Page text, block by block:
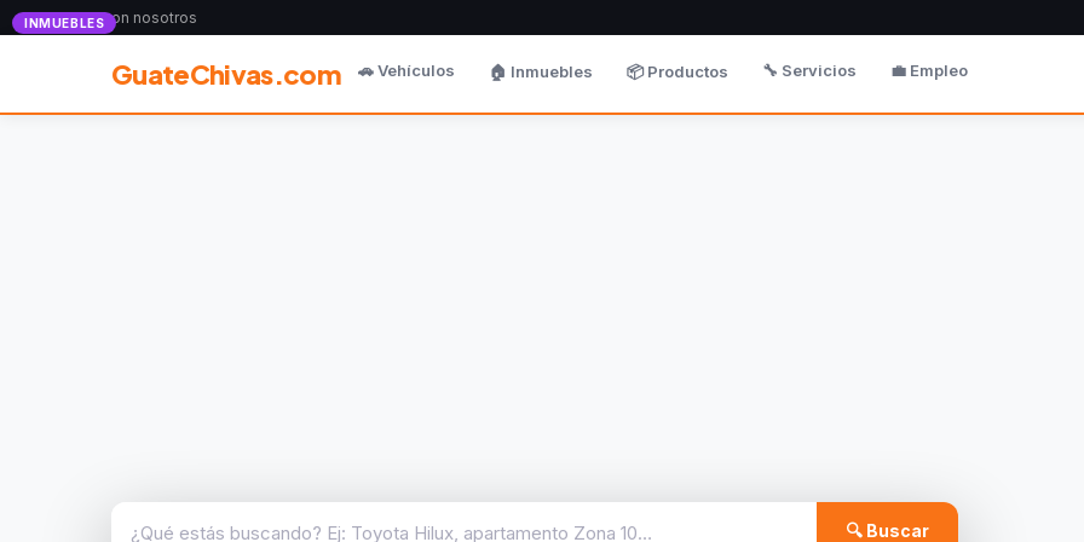
Anunciate con nosotros
GuateChivas.com 🚗 Vehículos 🏠 Inmuebles 📦 Productos 🔧 Servicios 💼 Empleo
🔍 Buscar
INMUEBLES